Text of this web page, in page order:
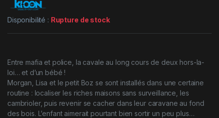
Disponibilité : Rupture de stock
Entre mafia et police, la cavale au long cours de deux hors-la-
loi… et d’un bébé !
Morgan, Lisa et le petit Boz se sont installés dans une certaine
routine : localiser les riches maisons sans surveillance, les
cambrioler, puis revenir se cacher dans leur caravane au fond
des bois. L’enfant aimerait pourtant bien sortir un peu plus…